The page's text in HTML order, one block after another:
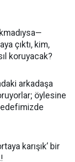
çıktı, kim,
koruyacak?
arkadaşa
öylesine
karışık’ bir